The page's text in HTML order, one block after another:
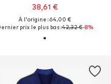
38,61 €
À l'origine : 64,00 €
prix le plus bas :42,32 €-8%